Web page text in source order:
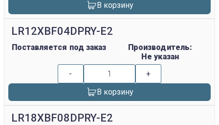
В корзину
LR12XBF04DPRY-E2
Поставляется под заказ
Производитель:
Не указан
-
+
В корзину
LR18XBF08DPRY-E2